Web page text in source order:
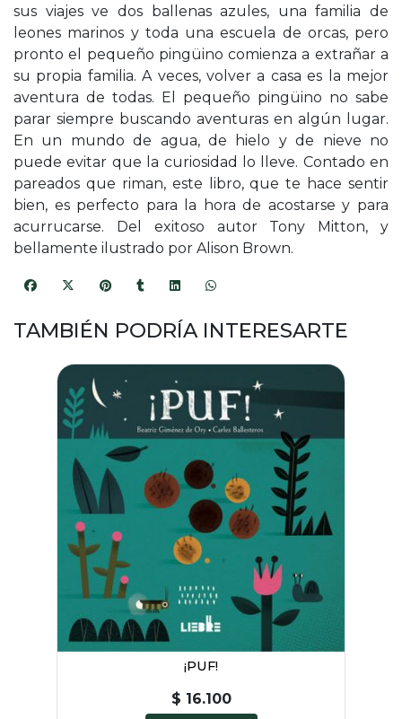
sus viajes ve dos ballenas azules, una familia de
leones marinos y toda una escuela de orcas, pero
pronto el pequeño pingüino comienza a extrañar a
su propia familia. A veces, volver a casa es la mejor
aventura de todas. El pequeño pingüino no sabe
parar siempre buscando aventuras en algún lugar.
En un mundo de agua, de hielo y de nieve no
puede evitar que la curiosidad lo lleve. Contado en
pareados que riman, este libro, que te hace sentir
bien, es perfecto para la hora de acostarse y para
acurrucarse. Del exitoso autor Tony Mitton, y
bellamente ilustrado por Alison Brown.
TAMBIÉN PODRÍA INTERESARTE
¡PUF!
$ 16.100